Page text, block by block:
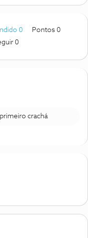
0
Pontos 0
0
crachá